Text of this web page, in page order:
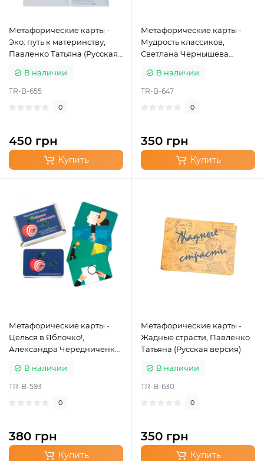
Метафорические карты -
Эко: путь к материнству,
Павленко Татьяна (Русская
В наличии
TR-B-655
0
450 грн
Купить
Метафорические карты -
Мудрость классиков,
Светлана Чернышева
В наличии
TR-B-647
0
350 грн
Купить
Метафорические карты -
Целься в Яблочко!,
Александра Чередниченко
В наличии
TR-B-593
0
380 грн
Купить
Метафорические карты -
Жадные страсти, Павленко
Татьяна (Русская версия)
В наличии
TR-B-630
0
350 грн
Купить